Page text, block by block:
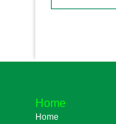
Home
Home